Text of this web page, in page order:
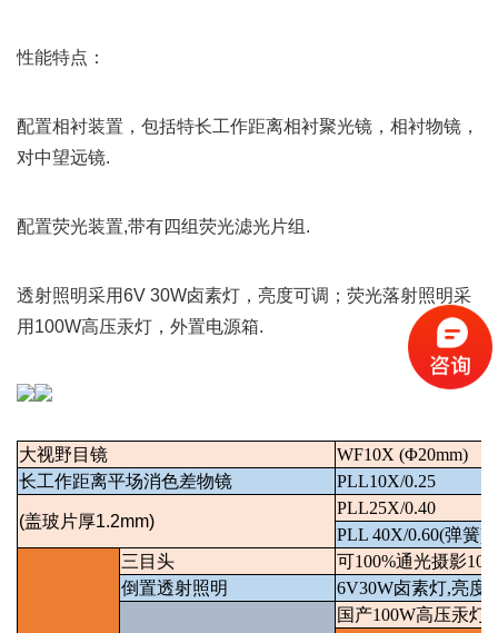
性能特点：
配置相衬装置，包括特长工作距离相衬聚光镜，相衬物镜，
对中望远镜.
配置荧光装置,带有四组荧光滤光片组.
透射照明采用6V 30W卤素灯，亮度可调；荧光落射照明采
用100W高压汞灯，外置电源箱.
大视野目镜 WF10X (Φ20mm)
长工作距离平场消色差物镜
PLL10X/0.25
(盖玻片厚1.2mm)
PLL25X/0.40
PLL 40X/0.60(弹簧)
三目头 可100%通光摄影
倒置透射照明
6V30W卤素灯,亮度
国产100W高压汞灯